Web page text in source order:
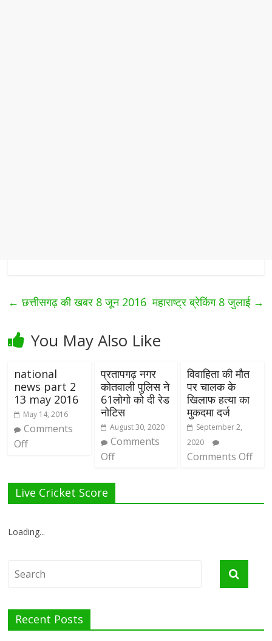
← छत्तीसगढ़ की खबर 8 जून 2016 महाराष्ट्र ब्रेकिंग 8 जुलाई →
You May Also Like
national
news part 2
13 may 2016
May 14, 2016
Comments
Off
प्रतापगढ़ नगर
कोतवाली पुलिस ने
61लोगो को दी रेड
नोटिस
August 30, 2020
Comments
Off
विवाहिता की मौत
पर चालक के
खिलाफ हत्या का
मुकदमा दर्ज
September 2,
2020
Comments Off
Live Cricket Score
Loading...
Recent Posts